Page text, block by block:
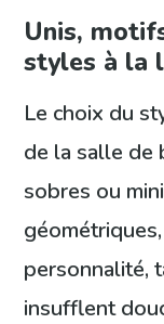
Unis,
styles à la
Le choix du
de la salle de
sobres ou
personnalité,
insufflent